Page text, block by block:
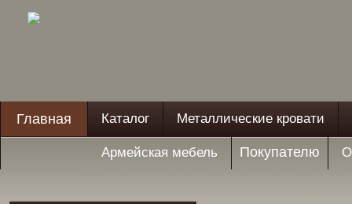
Главная Каталог Металлические кровати
Армейская мебель Покупателю